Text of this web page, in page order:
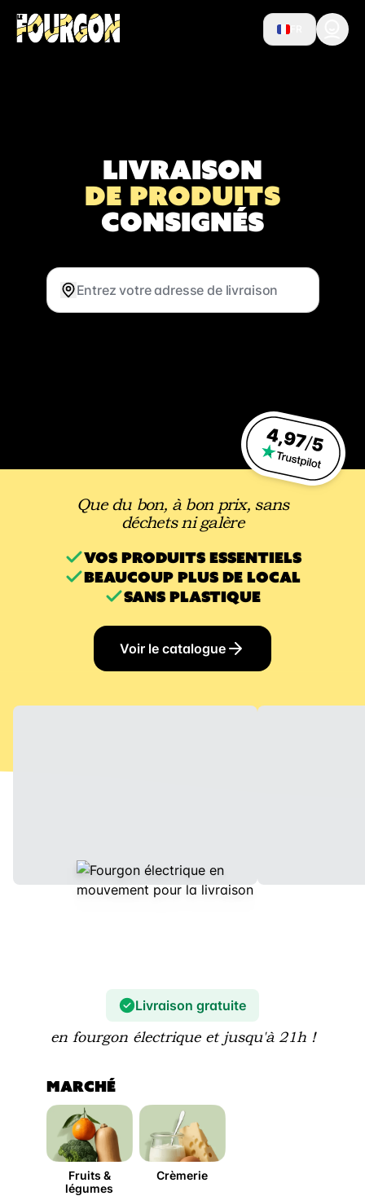
Livraison
de produits
consignés
Que du bon, à bon prix, sans
déchets ni galère
VOS PRODUITS ESSENTIELS
BEAUCOUP PLUS DE LOCAL
SANS PLASTIQUE
Voir le catalogue
VILLES DESSERVIES ET INFORMATIONS
Livraison gratuite
en fourgon électrique et jusqu'à 21h !
MARCHÉ
Fruits &
légumes
Crèmerie